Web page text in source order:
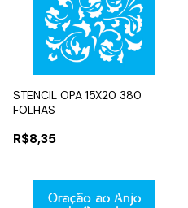
STENCIL OPA 15X20 380
FOLHAS
R$8,35